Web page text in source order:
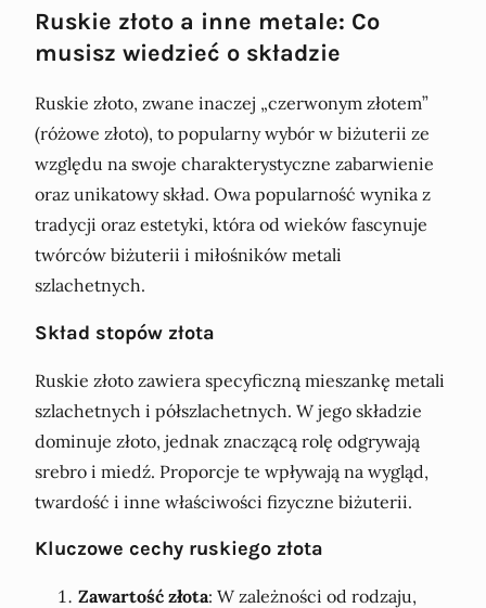
Ruskie złoto a inne metale: Co
musisz wiedzieć o składzie
Ruskie złoto, zwane inaczej „czerwonym złotem”
(różowe złoto), to popularny wybór w biżuterii ze
względu na swoje charakterystyczne zabarwienie
oraz unikatowy skład. Owa popularność wynika z
tradycji oraz estetyki, która od wieków fascynuje
twórców biżuterii i miłośników metali
szlachetnych.
Skład stopów złota
Ruskie złoto zawiera specyficzną mieszankę metali
szlachetnych i półszlachetnych. W jego składzie
dominuje złoto, jednak znaczącą rolę odgrywają
srebro i miedź. Proporcje te wpływają na wygląd,
twardość i inne właściwości fizyczne biżuterii.
Kluczowe cechy ruskiego złota
Zawartość złota: W zależności od rodzaju,